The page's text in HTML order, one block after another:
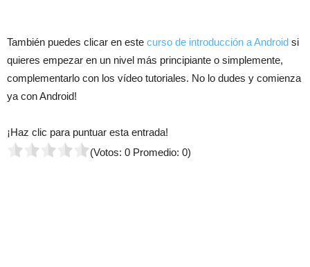
También puedes clicar en este curso de introducción a Android si
quieres empezar en un nivel más principiante o simplemente,
complementarlo con los vídeo tutoriales. No lo dudes y comienza
ya con Android!
¡Haz clic para puntuar esta entrada!
(Votos: 0 Promedio: 0)